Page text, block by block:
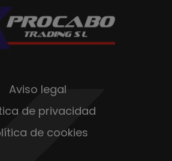
Aviso legal
de privacidad
de cookies